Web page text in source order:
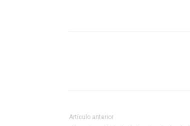
Artículo anterior